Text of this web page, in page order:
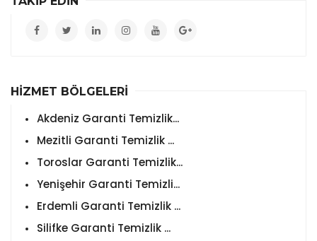
HİZMET BÖLGELERİ
Akdeniz Garanti Temizlik...
Mezitli Garanti Temizlik ...
Toroslar Garanti Temizlik...
Yenişehir Garanti Temizli...
Erdemli Garanti Temizlik ...
Silifke Garanti Temizlik ...